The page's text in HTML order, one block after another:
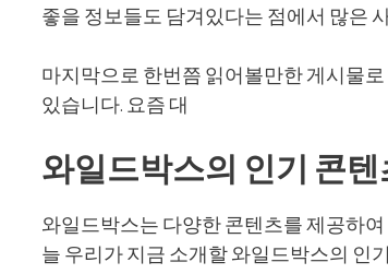
좋을 정보들도 담겨있다는 점에서 많은
마지막으로 한번쯤 읽어볼만한 게시물로
있습니다. 요즘 대
와일드박스의 인기 콘텐
와일드박스는 다양한 콘텐츠를 제공하
늘 우리가 지금 소개할 와일드박스의 인